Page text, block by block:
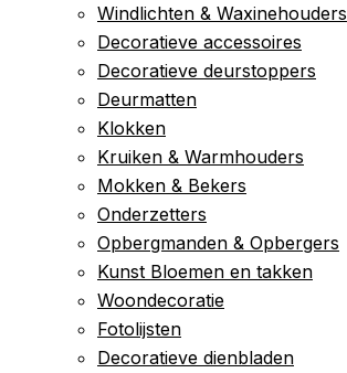
Windlichten & Waxinehouders
Decoratieve accessoires
Decoratieve deurstoppers
Deurmatten
Klokken
Kruiken & Warmhouders
Mokken & Bekers
Onderzetters
Opbergmanden & Opbergers
Kunst Bloemen en takken
Woondecoratie
Fotolijsten
Decoratieve dienbladen